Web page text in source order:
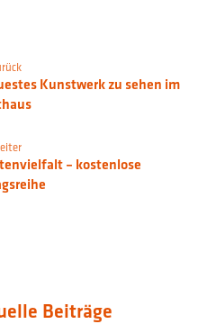
Kunstwerk zu sehen im
– kostenlose
Beiträge